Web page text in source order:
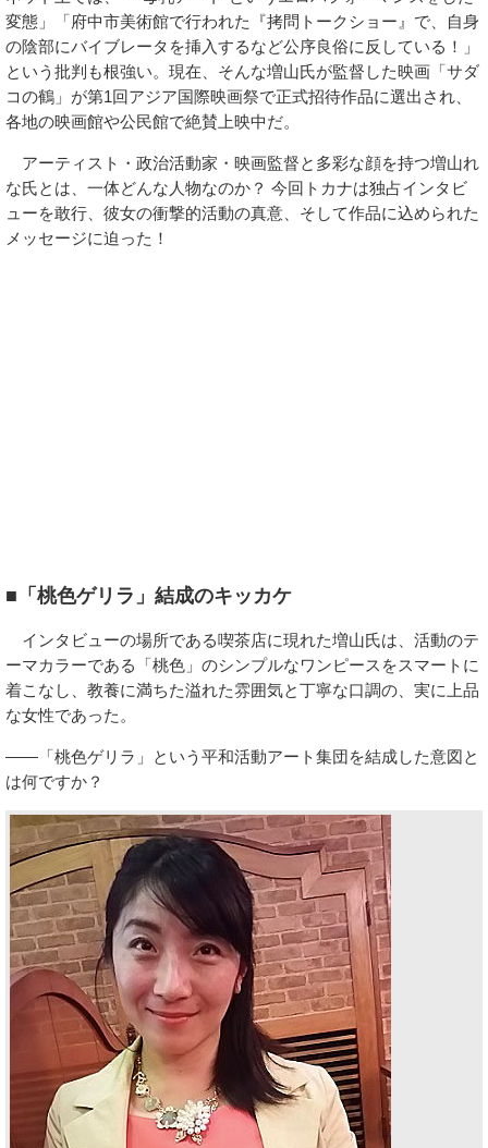
変態」「府中市美術館で行われた『拷問トークショー』で、自身
の陰部にバイブレータを挿入するなど公序良俗に反している！」
という批判も根強い。現在、そんな増山氏が監督した映画「サダ
コの鶴」が第1回アジア国際映画祭で正式招待作品に選出され、
各地の映画館や公民館で絶賛上映中だ。
アーティスト・政治活動家・映画監督と多彩な顔を持つ増山れ
な氏とは、一体どんな人物なのか？ 今回トカナは独占インタビ
ューを敢行、彼女の衝撃的活動の真意、そして作品に込められた
メッセージに迫った！
■「桃色ゲリラ」結成のキッカケ
インタビューの場所である喫茶店に現れた増山氏は、活動のテ
ーマカラーである「桃色」のシンプルなワンピースをスマートに
着こなし、教養に満ちた溢れた雰囲気と丁寧な口調の、実に上品
な女性であった。
――「桃色ゲリラ」という平和活動アート集団を結成した意図と
は何ですか？